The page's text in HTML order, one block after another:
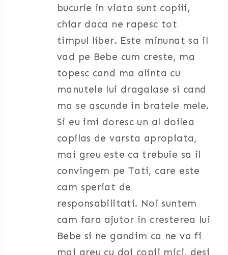
bucurie in viata sunt copiii,
chiar daca ne rapesc tot
timpul liber. Este minunat sa il
vad pe Bebe cum creste, ma
topesc cand ma alinta cu
manutele lui dragalase si cand
ma se ascunde in bratele mele.
Si eu imi doresc un al doilea
copilas de varsta apropiata,
mai greu este ca trebuie sa il
convingem pe Tati, care este
cam speriat de
responsabilitati. Noi suntem
cam fara ajutor in cresterea lui
Bebe si ne gandim ca ne va fi
mai greu cu doi copii mici, desi